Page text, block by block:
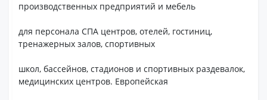
производственных предприятий и мебель
для персонала СПА центров, отелей, гостиниц,
тренажерных залов, спортивных
школ, бассейнов, стадионов и спортивных раздевалок,
медицинских центров. Европейская